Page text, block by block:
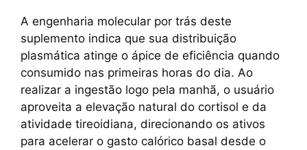
A engenharia molecular por trás deste
suplemento indica que sua distribuição
plasmática atinge o ápice de eficiência quando
consumido nas primeiras horas do dia. Ao
realizar a ingestão logo pela manhã, o usuário
aproveita a elevação natural do cortisol e da
atividade tireoidiana, direcionando os ativos
para acelerar o gasto calórico basal desde o